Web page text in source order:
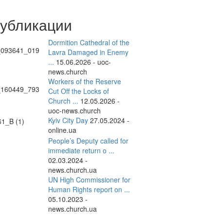
Dormition Cathedral of the
Lavra Damaged in Enemy
... 15.06.2026 - uoc-
news.church
Workers of the Reserve
Cut Off the Locks of
Church ... 12.05.2026 -
uoc-news.church
Kyiv City Day 27.05.2024 -
online.ua
People’s Deputy called for
immediate return o ...
02.03.2024 -
news.church.ua
UN High Commissioner for
Human Rights report on ...
05.10.2023 -
news.church.ua